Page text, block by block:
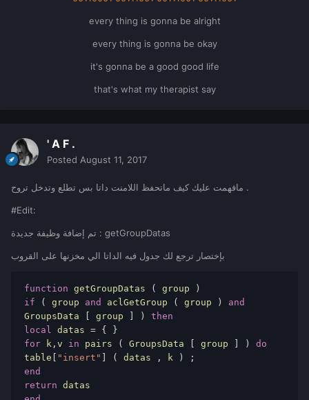
GroupsData[group] = {} end
getGroupData ( group , data
return GroupsData
end
end
group data and
and GroupsData group
GroupsData[group][ data ] )
then
end
return
"false"
end
أمثله .
addCommandHandler
every thing is gonna be alright
every thing is gonna be okay
it's gonna be a good good life
that's what my therapist say
' A F .
Posted August 11, 2017
مافهمت عليك كيف ماتحفظ اللامنت داتا بس تطلع وتدخل تروح .
#Edit:
تم إضافة وظيفة جديدة : getGroupDatas
function getGroupDatas ( group
)
if
( group and aclGetGroup ( group )
and
GroupsData
group )
then
local datas = {
}
for k , v in pairs ( GroupsData group )
do
table
"insert" ( datas , k )
;
end
return